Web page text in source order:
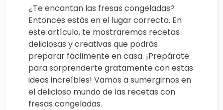
¿Te encantan las fresas congeladas?
Entonces estás en el lugar correcto. En
este artículo, te mostraremos recetas
deliciosas y creativas que podrás
preparar fácilmente en casa. ¡Prepárate
para sorprenderte gratamente con estas
ideas increíbles! Vamos a sumergirnos en
el delicioso mundo de las recetas con
fresas congeladas.